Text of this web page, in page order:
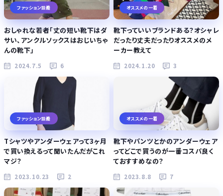
ファッション談義
おしゃれな若者｢丈の短い靴下はダ
サい、アンクルソックスはおじいちゃ
んの靴下｣
2024.7.5 6
オススメの一着
靴下っていいブランドある？オシャレ
だったり丈夫だったりオススメのメ
ーカー教えて
2024.1.20 3
ファッション談義
Tシャツやアンダーウェアって3ヶ月
で買い換えるって聞いたんだがこれ
マジ？
2023.10.23 2
オススメの一着
靴下やパンツとかのアンダーウェア
ってどこで買うのが一番コスパ良く
ておすすめなの？
2023.8.8 7